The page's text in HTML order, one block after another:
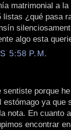
matrimonial a
listas ¿qué pasa
algo esta
5:58 P.M.
porque
estómago ya que
nota. En cuanto
encontrar